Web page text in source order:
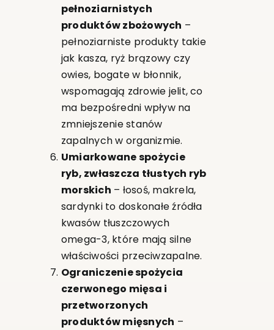
pełnoziarnistych
produktów zbożowych –
pełnoziarniste produkty takie
jak kasza, ryż brązowy czy
owies, bogate w błonnik,
wspomagają zdrowie jelit, co
ma bezpośredni wpływ na
zmniejszenie stanów
zapalnych w organizmie.
Umiarkowane spożycie
ryb, zwłaszcza tłustych ryb
morskich – łosoś, makrela,
sardynki to doskonałe źródła
kwasów tłuszczowych
omega-3, które mają silne
właściwości przeciwzapalne.
Ograniczenie spożycia
czerwonego mięsa i
przetworzonych
produktów mięsnych –